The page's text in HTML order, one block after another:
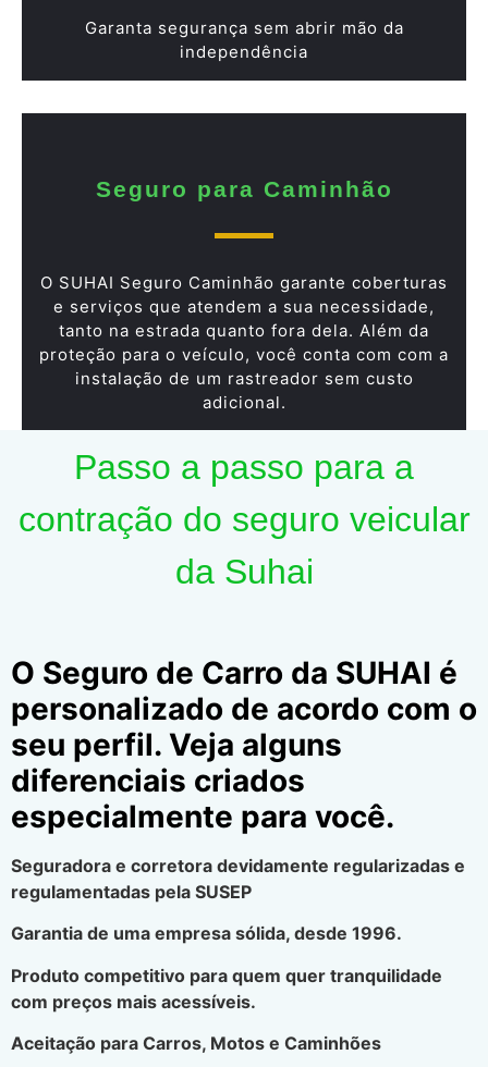
Garanta segurança sem abrir mão da
independência
Seguro para Caminhão
O SUHAI Seguro Caminhão garante coberturas
e serviços que atendem a sua necessidade,
tanto na estrada quanto fora dela. Além da
proteção para o veículo, você conta com com a
instalação de um rastreador sem custo
adicional.
Passo a passo para a
contração do seguro veicular
da Suhai
O Seguro de Carro da SUHAI é
personalizado de acordo com o
seu perfil. Veja alguns
diferenciais criados
especialmente para você.
Seguradora e corretora devidamente regularizadas e
regulamentadas pela SUSEP
Garantia de uma empresa sólida, desde 1996.
Produto competitivo para quem quer tranquilidade
com preços mais acessíveis.
Aceitação para Carros, Motos e Caminhões